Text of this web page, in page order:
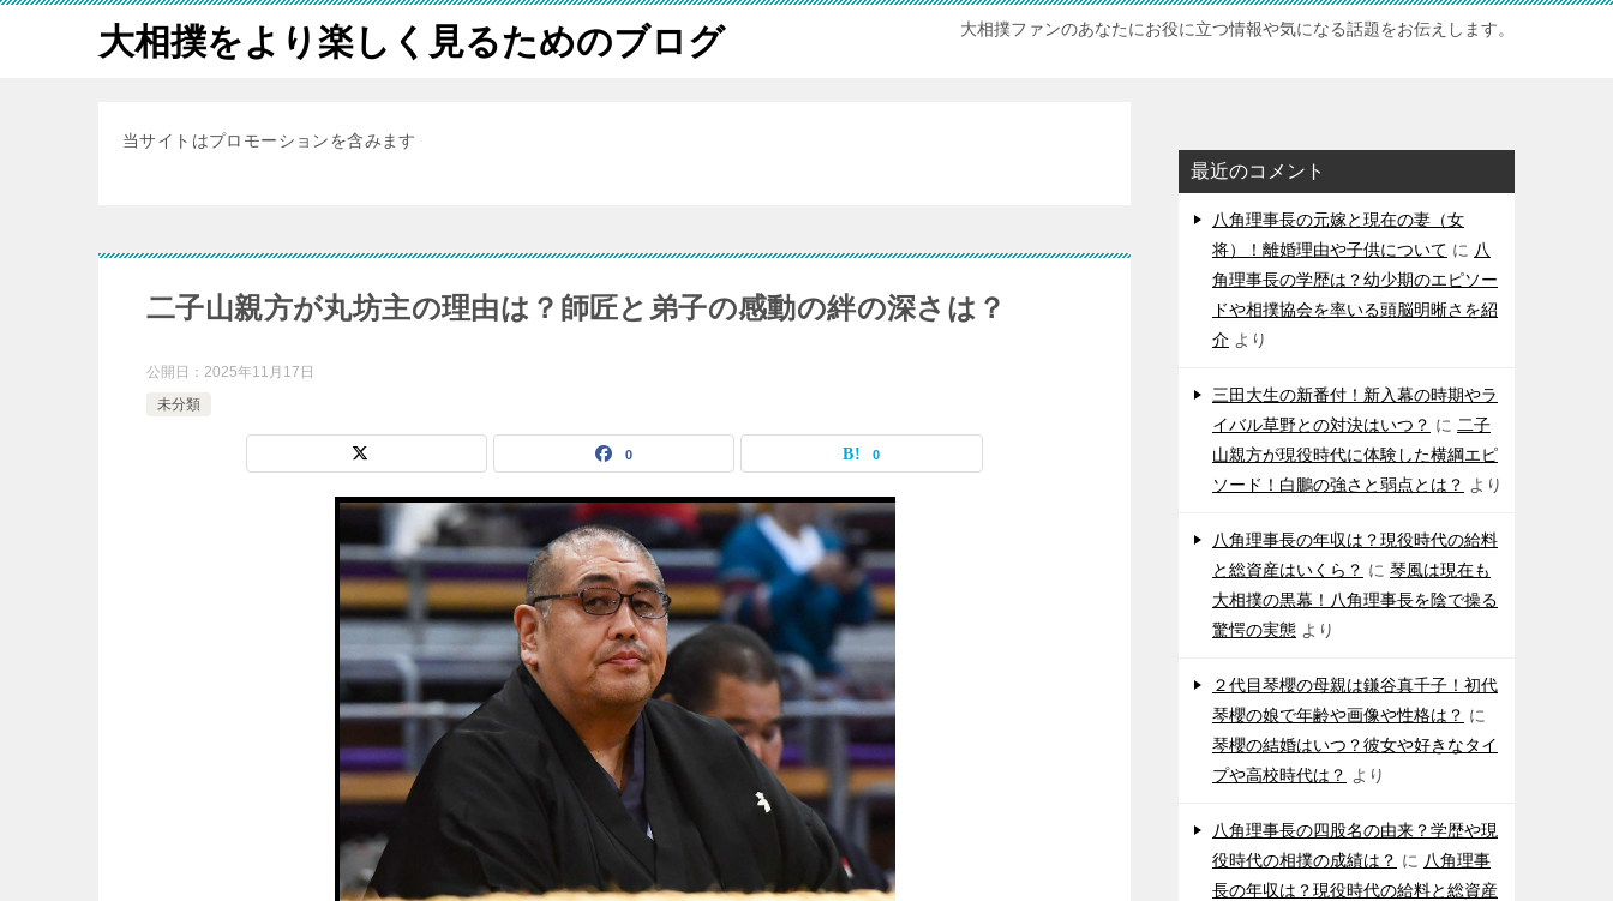
大相撲をより楽しく見るためのブログ 大相撲ファンのあなたにお役に立つ情報や気になる話題をお伝えします。
当サイトはプロモーションを含みます
二子山親方が丸坊主の理由は？師匠と弟子の感動の絆の深さは？
公開日： 2025年11月17日
未分類
0 0
最近のコメント
八角理事長の元嫁と現在の妻（女
将）！離婚理由や子供について に 八
角理事長の学歴は？幼少期のエピソー
ドや相撲協会を率いる頭脳明晰さを紹
介 より
三田大生の新番付！新入幕の時期やラ
イバル草野との対決はいつ？ に 二子
山親方が現役時代に体験した横綱エピ
ソード！白鵬の強さと弱点とは？ より
八角理事長の年収は？現役時代の給料
と総資産はいくら？ に 琴風は現在も
大相撲の黒幕！八角理事長を陰で操る
驚愕の実態 より
２代目琴櫻の母親は鎌谷真千子！初代
琴櫻の娘で年齢や画像や性格は？ に
琴櫻の結婚はいつ？彼女や好きなタイ
プや高校時代は？ より
八角理事長の四股名の由来？学歴や現
役時代の相撲の成績は？ に 八角理事
長の年収は？現役時代の給料と総資産